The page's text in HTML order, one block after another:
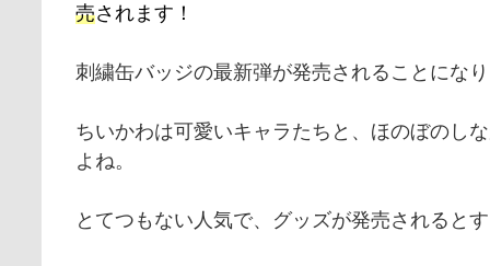
売されます！
刺繍缶バッジの最新弾が発売されることにな
ちいかわは可愛いキャラたちと、ほのぼのし
よね。
とてつもない人気で、グッズが発売されると